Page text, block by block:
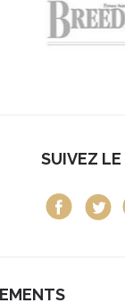
SUIVEZ LE